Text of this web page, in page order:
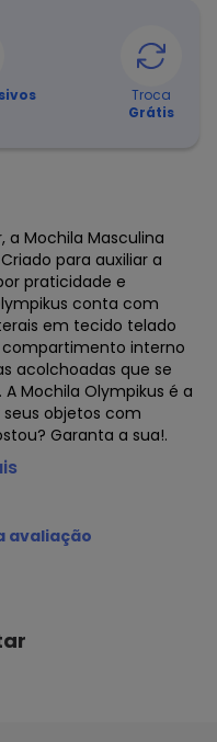
Troca
Grátis
a Mochila Masculina
para auxiliar a
praticidade e
conta com
em tecido telado
compartimento interno
acolchoadas que se
Mochila Olympikus é a
objetos com
Garanta a sua!.
- Pink 01
água e outros
Profund= 12 cm
avaliação